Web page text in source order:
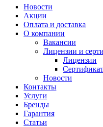
Новости
Акции
Оплата и доставка
О компании
Вакансии
Лицензии и
Лицензии
Новости
Контакты
Услуги
Бренды
Гарантия
Статьи